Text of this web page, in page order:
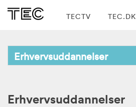
TECTV TEC.DK
Erhvervsuddannelser